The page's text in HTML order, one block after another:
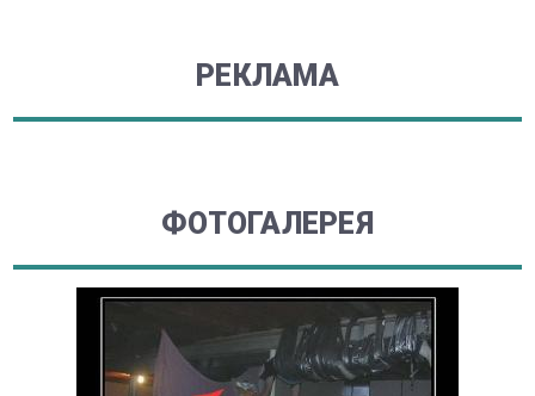
РЕКЛАМА
ФОТОГАЛЕРЕЯ